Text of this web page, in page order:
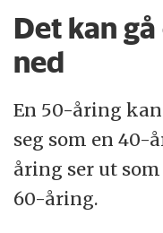
Det kan
ned
En 50-åring
seg som en 40-
åring ser ut
60-åring.